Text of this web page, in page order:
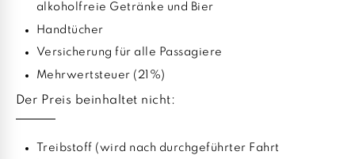
alkoholfreie Getränke und Bier
Handtücher
Versicherung für alle Passagiere
Mehrwertsteuer (21%)
Der Preis beinhaltet nicht:
Treibstoff (wird nach durchgeführter Fahrt